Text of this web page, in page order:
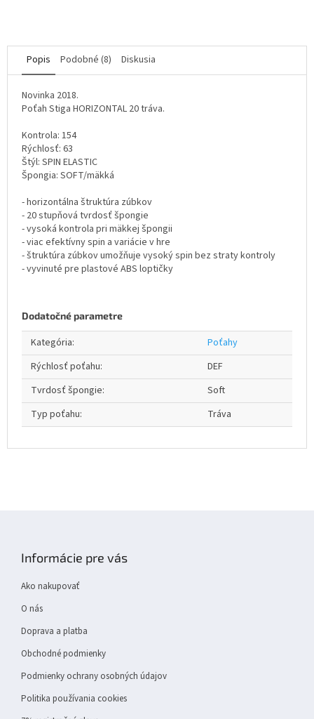
Popis Podobné (8) Diskusia
Novinka 2018.
Poťah Stiga HORIZONTAL 20 tráva.
Kontrola: 154
Rýchlosť: 63
Štýl: SPIN ELASTIC
Špongia: SOFT/mäkká
- horizontálna štruktúra zúbkov
- 20 stupňová tvrdosť špongie
- vysoká kontrola pri mäkkej špongii
- viac efektívny spin a variácie v hre
- štruktúra zúbkov umožňuje vysoký spin bez straty kontroly
- vyvinuté pre plastové ABS loptičky
Dodatočné parametre
Kategória:
Poťahy
Rýchlosť poťahu:
DEF
Tvrdosť špongie:
Soft
Typ poťahu: Tráva
Informácie pre vás
Ako nakupovať
O nás
Doprava a platba
Obchodné podmienky
Podmienky ochrany osobných údajov
Politika používania cookies